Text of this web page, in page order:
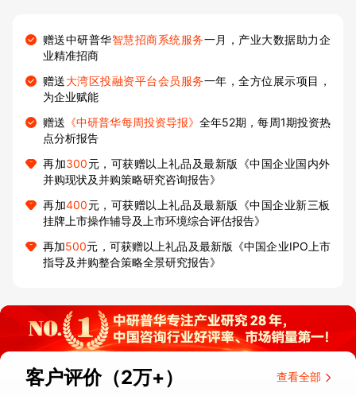
赠送中研普华智慧招商系统服务一月，产业大数据助力企
业精准招商
赠送大湾区投融资平台会员服务一年，全方位展示项目，
为企业赋能
赠送 《中研普华每周投资导报》全年52期，每周1期投资热
点分析报告
再加300元，可获赠以上礼品及最新版《中国企业国内外
并购现状及并购策略研究咨询报告》
再加400元，可获赠以上礼品及最新版《中国企业新三板
挂牌上市操作辅导及上市环境综合评估报告》
再加500元，可获赠以上礼品及最新版《中国企业IPO上市
指导及并购整合策略全景研究报告》
客户评价（2万+） 查看全部